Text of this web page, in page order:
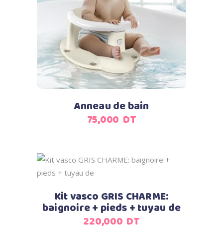
Ajouter au panier
Anneau de bain
75,000 DT
Ajouter au panier
Kit vasco GRIS CHARME:
baignoire + pieds + tuyau de
220,000 DT